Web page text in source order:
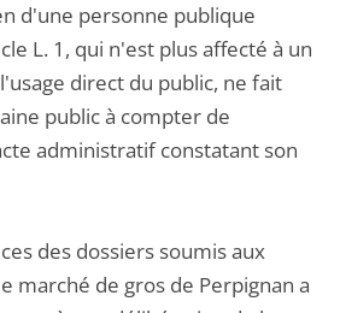
d'une personne publique
L. 1, qui n'est plus affecté à un
direct du public, ne fait
public à compter de
administratif constatant son
des dossiers soumis aux
marché de gros de Perpignan a